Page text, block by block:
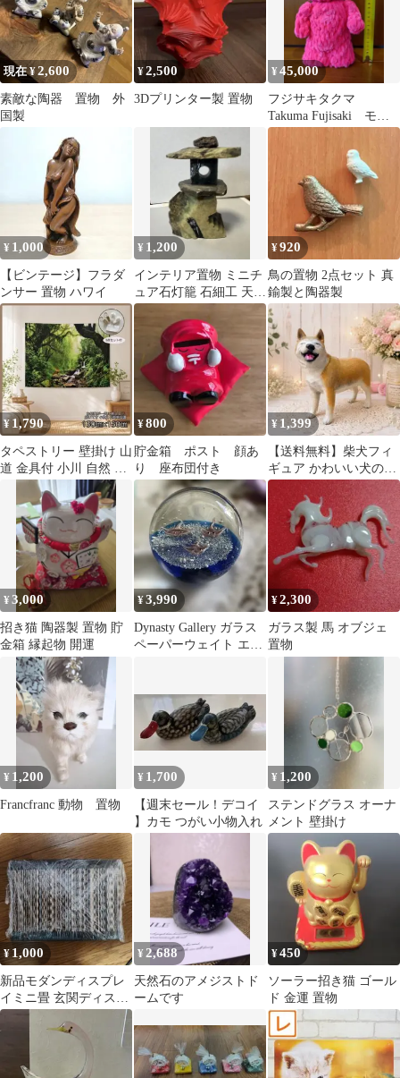
現在 ¥2,600
素敵な陶器 置物 外
国製
¥2,500
3Dプリンター製 置物
¥45,000
フジサキタクマ
Takuma Fujisaki モー
ルエイリアン ピンク
¥ 1,000
​【ビンテージ】フラダ
ンサー 置物 ハワイ
¥ 1,200
インテリア置物 ミニチ
ュア石灯籠 石細工 天然
石 縦約14㎝横約8㎝奥
行約5㎝
¥920
鳥の置物 2点セット 真
鍮製と陶器製
¥ 1,790
タペストリー 壁掛け 山
道 金具付 小川 自然 山
模様替 インテリア A67
¥800
貯金箱 ポスト 顔あ
り 座布団付き
¥ 1,399
【送料無料】柴犬フィ
ギュア かわいい犬の置
物 癒しのインテリア雑
貨 ハンドメイド
¥3,000
招き猫 陶器製 置物 貯
金箱 縁起物 開運
¥3,990
Dynasty Gallery ガラス
ペーパーウェイト エイ
¥2,300
ガラス製 馬 オブジェ
置物
¥ 1,200
Francfranc 動物 置物
¥ 1,700
【週末セール！デコイ
】カモ つがい小物入れ
¥ 1,200
ステンドグラス オーナ
メント 壁掛け
¥ 1,000
新品モダンディスプレ
イミニ畳 玄関ディスプ
レイインテリア 和風和
雑貨置物黒
¥ 2,688
天然石のアメジストド
ームです
¥450
ソーラー招き猫 ゴール
ド 金運 置物